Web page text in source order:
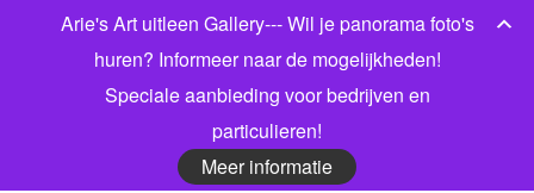
Bel gerust voor meer informatie! 06 53913303 |
Facebook
X LinkedIn
Arie's Art uitleen Gallery--- Wil je panorama foto's
huren? Informeer naar de mogelijkheden!
Speciale aanbieding voor bedrijven en
particulieren!
Meer informatie